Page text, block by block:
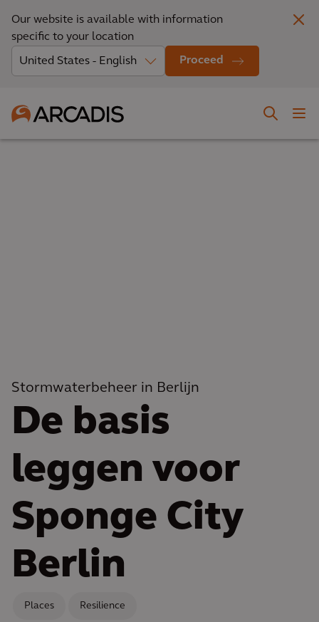
Our website is available with information
specific to your location
Proceed
Stormwaterbeheer in Berlijn
De basis
leggen voor
Sponge City
Berlin
Places Resilience